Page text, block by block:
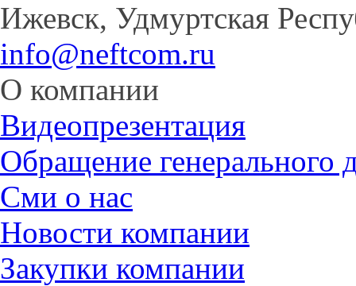
Ижевск, Удмуртская
info@neftcom.ru
О компании
Видеопрезентация
Обращение генерального
Сми о нас
Новости компании
Закупки компании